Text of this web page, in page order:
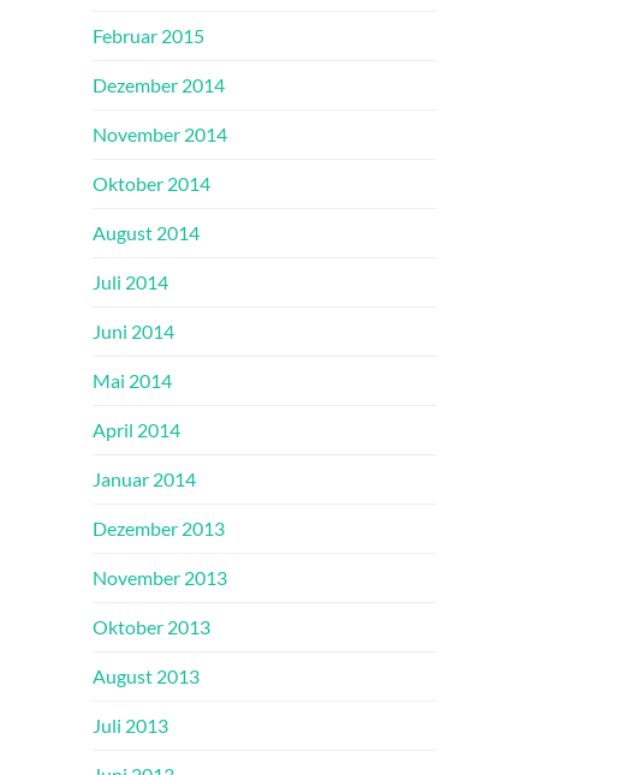
Februar 2015
Dezember 2014
November 2014
Oktober 2014
August 2014
Juli 2014
Juni 2014
Mai 2014
April 2014
Januar 2014
Dezember 2013
November 2013
Oktober 2013
August 2013
Juli 2013